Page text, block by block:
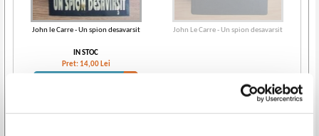
John le Carre - Un spion desavarsit
IN STOC
Pret: 14,00 Lei
John Le Carre - Un spion desavarsit